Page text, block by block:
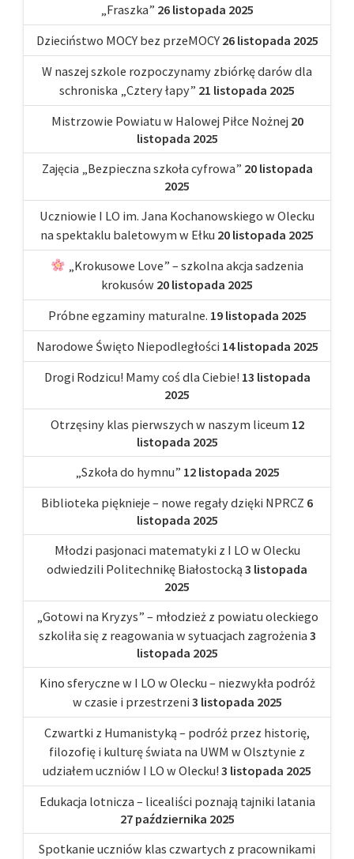
„Fraszka” 26 listopada 2025
Dzieciństwo MOCY bez przeMOCY 26 listopada 2025
W naszej szkole rozpoczynamy zbiórkę darów dla
schroniska „Cztery łapy” 21 listopada 2025
Mistrzowie Powiatu w Halowej Piłce Nożnej 20
listopada 2025
Zajęcia „Bezpieczna szkoła cyfrowa” 20 listopada
2025
Uczniowie I LO im. Jana Kochanowskiego w Olecku
na spektaklu baletowym w Ełku 20 listopada 2025
„Krokusowe Love” – szkolna akcja sadzenia
krokusów 20 listopada 2025
Próbne egzaminy maturalne. 19 listopada 2025
Narodowe Święto Niepodległości 14 listopada 2025
Drogi Rodzicu! Mamy coś dla Ciebie! 13 listopada
2025
Otrzęsiny klas pierwszych w naszym liceum 12
listopada 2025
„Szkoła do hymnu” 12 listopada 2025
Biblioteka pięknieje – nowe regały dzięki NPRCZ 6
listopada 2025
Młodzi pasjonaci matematyki z I LO w Olecku
odwiedzili Politechnikę Białostocką 3 listopada
2025
„Gotowi na Kryzys” – młodzież z powiatu oleckiego
szkoliła się z reagowania w sytuacjach zagrożenia 3
listopada 2025
Kino sferyczne w I LO w Olecku – niezwykła podróż
w czasie i przestrzeni 3 listopada 2025
Czwartki z Humanistyką – podróż przez historię,
filozofię i kulturę świata na UWM w Olsztynie z
udziałem uczniów I LO w Olecku! 3 listopada 2025
Edukacja lotnicza – licealiści poznają tajniki latania
27 października 2025
Spotkanie uczniów klas czwartych z pracownikami